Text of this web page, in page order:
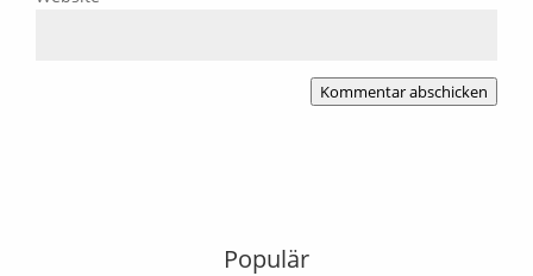
Kommentar abschicken
Populär